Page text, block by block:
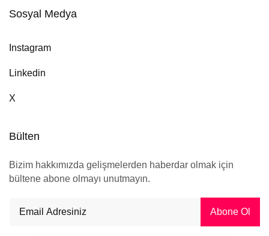
Sosyal Medya
Instagram
Linkedin
X
Bülten
Bizim hakkımızda gelişmelerden haberdar olmak için
bültene abone olmayı unutmayın.